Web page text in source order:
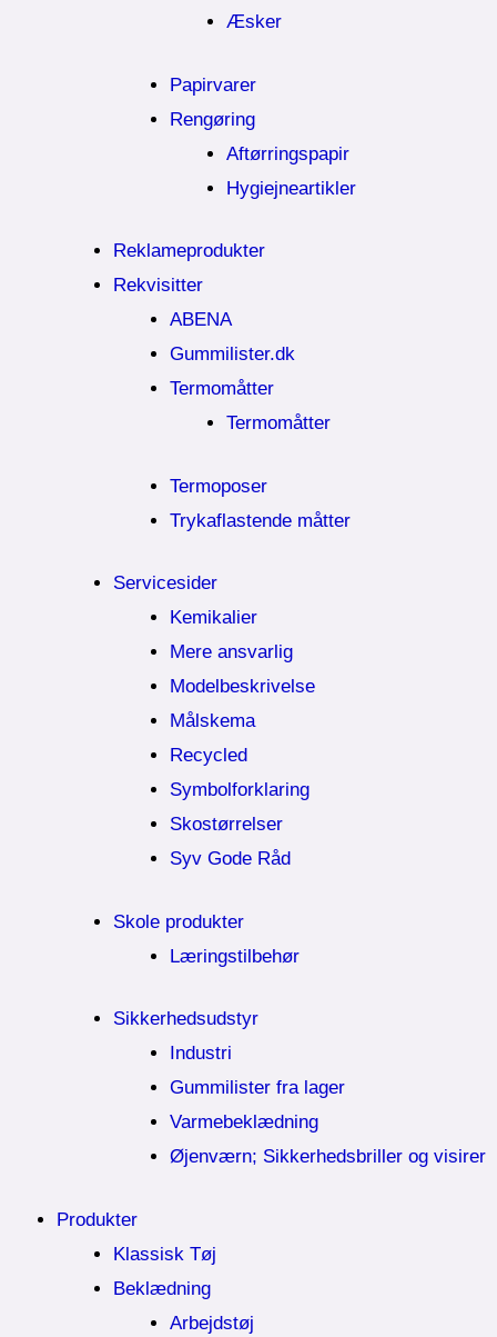
Æsker
Papirvarer
Rengøring
Aftørringspapir
Hygiejneartikler
Reklameprodukter
Rekvisitter
ABENA
Gummilister.dk
Termomåtter
Termomåtter
Termoposer
Trykaflastende måtter
Servicesider
Kemikalier​
Mere ansvarlig
Modelbeskrivelse
Målskema
Recycled
Symbolforklaring
Skostørrelser
Syv Gode Råd
Skole produkter
Læringstilbehør
Sikkerhedsudstyr
Industri
Gummilister fra lager
Varmebeklædning
Øjenværn; Sikkerhedsbriller og visirer
Produkter
Klassisk Tøj
Beklædning
Arbejdstøj